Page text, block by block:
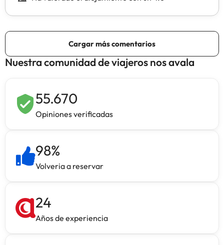
Nuestra comunidad de viajeros nos avala
55.670
Opiniones verificadas
98%
Volveria a reservar
24
Años de experiencia